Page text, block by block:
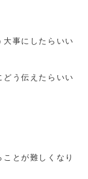
大事にしたらいい
どう伝えたらいい
とが難しくなり